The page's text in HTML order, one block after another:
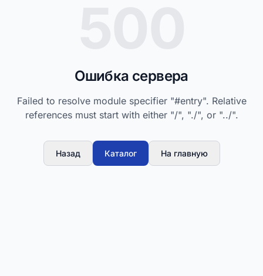
Ошибка сервера
Failed to resolve module specifier "#entry". Relative
references must start with either "/", "./", or "../".
Назад Каталог На главную